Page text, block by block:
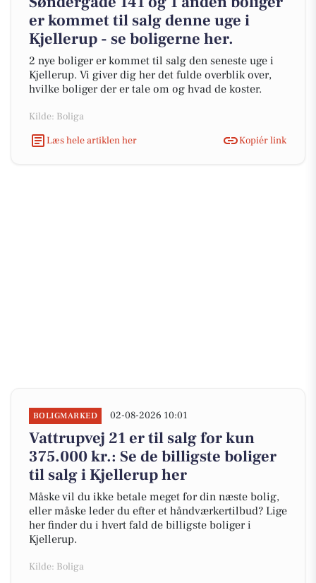
er kommet til salg denne uge i
Kjellerup - se boligerne her.
2 nye boliger er kommet til salg den seneste uge i
Kjellerup. Vi giver dig her det fulde overblik over,
hvilke boliger der er tale om og hvad de koster.
Kilde: Boliga
Læs hele artiklen her
Kopiér link
BOLIGMARKED 02-08-2026 10:01
Vattrupvej 21 er til salg for kun
375.000 kr.: Se de billigste boliger
til salg i Kjellerup her
Måske vil du ikke betale meget for din næste bolig,
eller måske leder du efter et håndværkertilbud? Lige
her finder du i hvert fald de billigste boliger i
Kjellerup.
Kilde: Boliga